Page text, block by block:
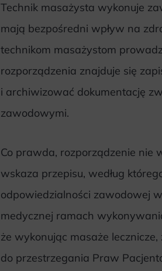
Technik masażysta wykonuje
mają bezpośredni wpływ na
technikom masażystom
rozporządzenia znajduje się
i archiwizować dokumentację
zawodowymi.
Co prawda, rozporządzenie nie
wskaza przepisu, według
odpowiedzialności zawodowej
medycznej ramach
że wykonując masaże
do przestrzegania Praw